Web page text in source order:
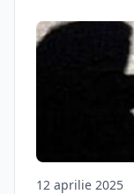
12 aprilie 2025